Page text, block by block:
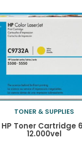
Toevoegen aan
TONER & SUPPLIES
HP Toner Cartridge
12.000vel